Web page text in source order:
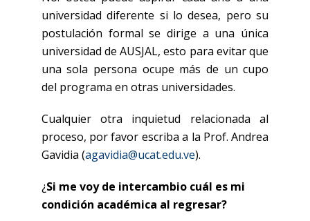
universidad diferente si lo desea, pero su
postulación formal se dirige a una única
universidad de AUSJAL, esto para evitar que
una sola persona ocupe más de un cupo
del programa en otras universidades.
Cualquier otra inquietud relacionada al
proceso, por favor escriba a la Prof. Andrea
Gavidia (agavidia@ucat.edu.ve).
¿Si me voy de intercambio cuál es mi
condición académica al regresar?